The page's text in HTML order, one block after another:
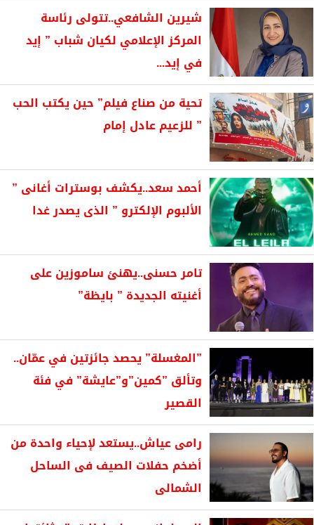
شيرين الشافعي..تتولى رئاسة
المركز الإعلامي لكيان شباب ” إيد
في إيد...
تحية من صناع فيلم” حين يكتب الحب
” للزعيم عادل إمام
أحمد سعد..يكشف بوسترات أغانى ”
الألبوم الإلكترو ” الذى يصدر غدا
تامر حسنى..يهنئ ساموزين على
أغنيته الجديدة ” بايظة”
”المغسلة” يحصد جائزتين في عمّان..
وتألق ”كمين”و”عايشة” في فئة
القصير
رامى عياش..يستعد لإحياء واحدة من
أضخم حفلات الصيف فى الساحل
الشمالى